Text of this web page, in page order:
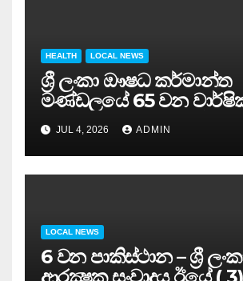
HEALTH LOCAL NEWS
ශ්‍රී ලංකා ඖෂධ කර්මාන්ත
මණ්ඩලයේ 65 වන
සමුළුව සෞඛ්‍ය නියෝජ්‍ය
අමාත්‍යවරයාගේ
JUL 4, 2026 ADMIN
LOCAL NEWS
6 වන පාකිස්ථාන – ශ්‍රී
ආරක්‍ෂක සංවාදය ඊයේ (